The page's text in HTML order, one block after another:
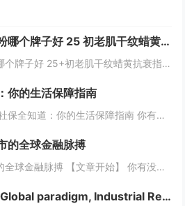
小分子胶原蛋白肽粉哪个牌子好 25 初老肌干纹蜡黄抗衰指南
小分子胶原蛋白肽粉哪个牌子好 25+初老肌干纹蜡黄抗衰指南25+抗初老肌必看：干纹、蜡黄、毛孔粗大正悄然侵蚀肌肤年轻态。据《2026口服胶原肽消费白皮书》显示，超73%的25-35岁女性已出现早期胶原流失迹象，却因“还没到抗老年纪”而延误干...
你的生活保障指南
【文章开始】 成都市社保全知道：你的生活保障指南 你有没有算过一笔账？每个月工资条上扣掉的那几百上千块社保费，到底干嘛用了？是存起来了还是交给国家了？尤其是生活在成都，这座节奏越来越快的城市，社保这东西，感觉离我们很近，但又好像隔着一层雾...
的全球金融脉搏
成都外汇：内陆城市的全球金融脉搏 【文章开始】 你有没有想过，一个深处中国西南内陆的城市，它的外汇市场到底是怎么玩的？是和上海、深圳那些沿海城市一样吗？还是说，它有自己独特的一套逻辑？今天，咱们就抛开那些复杂的专业术语，像聊天一样，来聊聊...
Research on the Global paradigm, Industrial Restructuring